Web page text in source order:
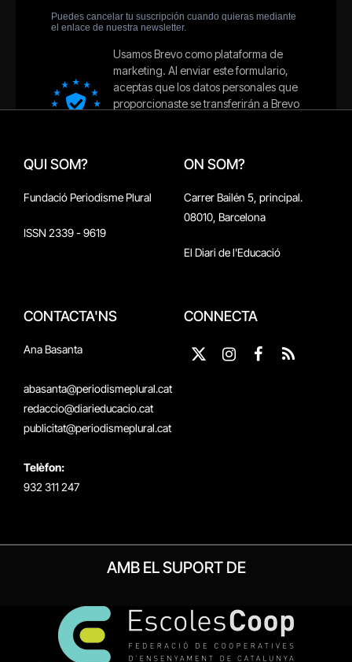
QUI SOM?
Fundació Periodisme Plural
ISSN 2339 - 9619
ON SOM?
Carrer Bailén 5, principal.
08010, Barcelona
El Diari de l'Educació
CONTACTA'NS
Ana Basanta
abasanta@periodismeplural.cat
redaccio@diarieducacio.cat
publicitat@periodismeplural.cat
Telèfon:
932 311 247
CONNECTA
X
Instagram
Facebook
RSS
AMB EL SUPORT DE